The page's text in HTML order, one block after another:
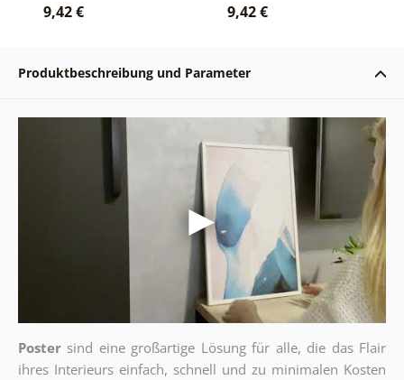
9,42 € 9,42 €
Produktbeschreibung und Parameter
Poster sind eine großartige Lösung für alle, die das Flair
ihres Interieurs einfach, schnell und zu minimalen Kosten